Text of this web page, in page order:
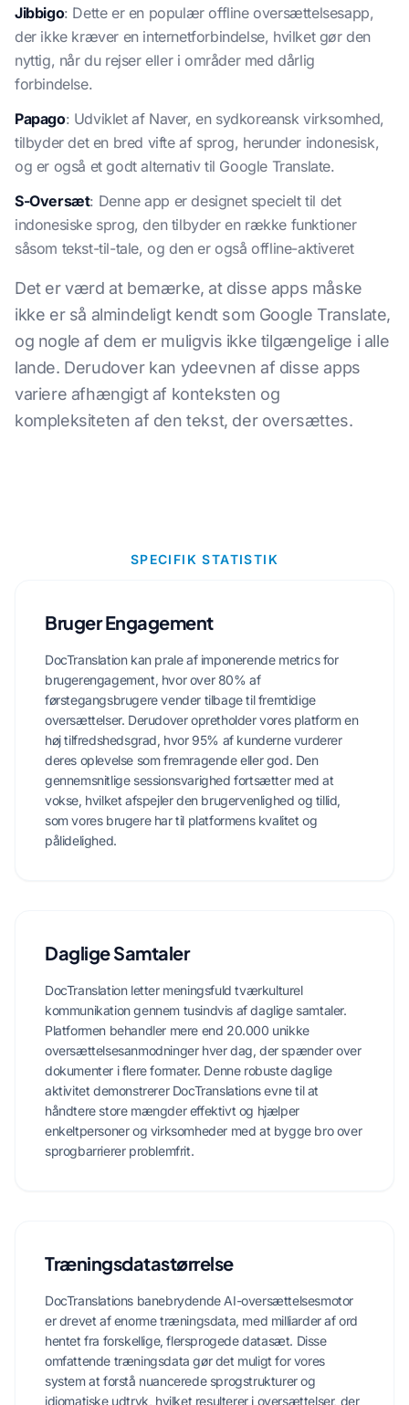
Jibbigo: Dette er en populær offline oversættelsesapp,
der ikke kræver en internetforbindelse, hvilket gør den
nyttig, når du rejser eller i områder med dårlig
forbindelse.
Papago: Udviklet af Naver, en sydkoreansk virksomhed,
tilbyder det en bred vifte af sprog, herunder indonesisk,
og er også et godt alternativ til Google Translate.
S-Oversæt: Denne app er designet specielt til det
indonesiske sprog, den tilbyder en række funktioner
såsom tekst-til-tale, og den er også offline-aktiveret
Det er værd at bemærke, at disse apps måske
ikke er så almindeligt kendt som Google Translate,
og nogle af dem er muligvis ikke tilgængelige i alle
lande. Derudover kan ydeevnen af disse apps
variere afhængigt af konteksten og
kompleksiteten af den tekst, der oversættes.
SPECIFIK STATISTIK
Bruger Engagement
DocTranslation kan prale af imponerende metrics for
brugerengagement, hvor over 80% af
førstegangsbrugere vender tilbage til fremtidige
oversættelser. Derudover opretholder vores platform en
høj tilfredshedsgrad, hvor 95% af kunderne vurderer
deres oplevelse som fremragende eller god. Den
gennemsnitlige sessionsvarighed fortsætter med at
vokse, hvilket afspejler den brugervenlighed og tillid,
som vores brugere har til platformens kvalitet og
pålidelighed.
Daglige Samtaler
DocTranslation letter meningsfuld tværkulturel
kommunikation gennem tusindvis af daglige samtaler.
Platformen behandler mere end 20.000 unikke
oversættelsesanmodninger hver dag, der spænder over
dokumenter i flere formater. Denne robuste daglige
aktivitet demonstrerer DocTranslations evne til at
håndtere store mængder effektivt og hjælper
enkeltpersoner og virksomheder med at bygge bro over
sprogbarrierer problemfrit.
Træningsdatastørrelse
DocTranslations banebrydende AI-oversættelsesmotor
er drevet af enorme træningsdata, med milliarder af ord
hentet fra forskellige, flersprogede datasæt. Disse
omfattende træningsdata gør det muligt for vores
system at forstå nuancerede sprogstrukturer og
idiomatiske udtryk, hvilket resulterer i oversættelser, der